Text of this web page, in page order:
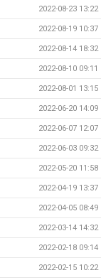
2022-08-23 13:22
2022-08-19 10:37
2022-08-14 18:32
2022-08-10 09:11
2022-08-01 13:15
2022-06-20 14:09
2022-06-07 12:07
2022-06-03 09:32
2022-05-20 11:58
2022-04-19 13:37
2022-04-05 08:49
2022-03-14 14:32
2022-02-18 09:14
2022-02-15 10:22